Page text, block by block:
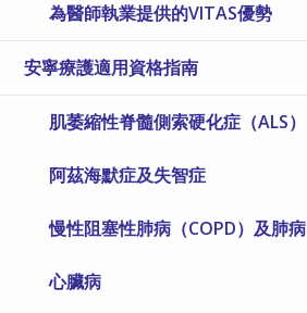
為醫師執業提供的VITAS優勢
安寧療護適用資格指南
肌萎縮性脊髓側索硬化症（ALS）
阿茲海默症及失智症
慢性阻塞性肺病（COPD）及肺病
心臟病